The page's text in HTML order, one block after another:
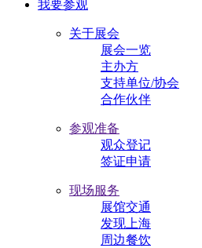
我要参观
关于展会
展会一览
主办方
支持单位/协会
合作伙伴
参观准备
观众登记
签证申请
现场服务
展馆交通
发现上海
周边餐饮